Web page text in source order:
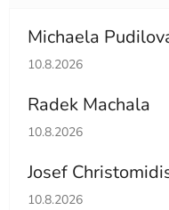
Michaela
Hodnocení obchodu je
10.8.2026
Radek Machala
Hodnocení obchodu je
10.8.2026
Josef
Hodnocení obchodu je
10.8.2026